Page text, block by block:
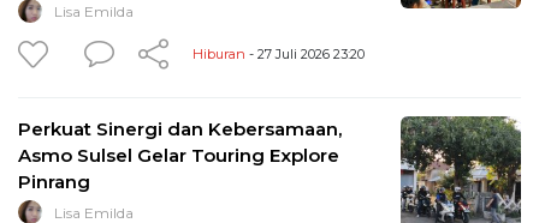
Lisa Emilda
Hiburan - 27 Juli 2026 23:20
Perkuat Sinergi dan Kebersamaan,
Asmo Sulsel Gelar Touring Explore
Pinrang
Lisa Emilda